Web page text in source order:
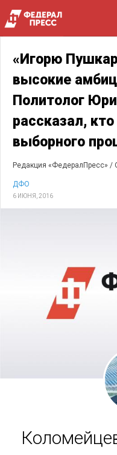
«Игорю
высокие
Политолог
рассказал,
выборного
Редакция «ФедералПресс» /
ДФО
6 ИЮНЯ, 2016